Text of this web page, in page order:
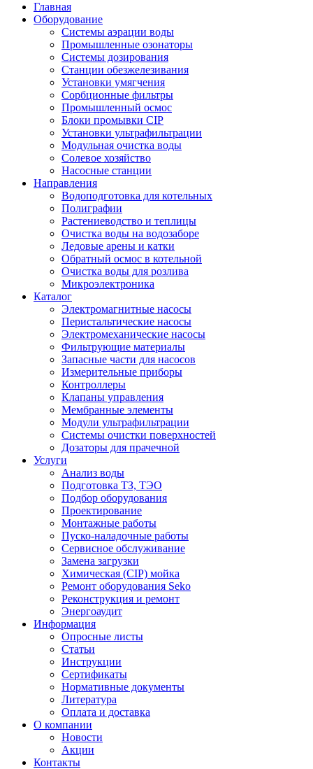
Главная
Оборудование
Системы аэрации воды
Промышленные озонаторы
Системы дозирования
Станции обезжелезивания
Установки умягчения
Сорбционные фильтры
Промышленный осмос
Блоки промывки CIP
Установки ультрафильтрации
Модульная очистка воды
Солевое хозяйство
Насосные станции
Направления
Водоподготовка для котельных
Полиграфии
Растениеводство и теплицы
Очистка воды на водозаборе
Ледовые арены и катки
Обратный осмос в котельной
Очистка воды для розлива
Микроэлектроника
Каталог
Электромагнитные насосы
Перистальтические насосы
Электромеханические насосы
Фильтрующие материалы
Запасные части для насосов
Измерительные приборы
Контроллеры
Клапаны управления
Мембранные элементы
Модули ультрафильтрации
Системы очистки поверхностей
Дозаторы для прачечной
Услуги
Анализ воды
Подготовка ТЗ, ТЭО
Подбор оборудования
Проектирование
Монтажные работы
Пуско-наладочные работы
Сервисное обслуживание
Замена загрузки
Химическая (CIP) мойка
Ремонт оборудования Seko
Реконструкция и ремонт
Энергоаудит
Информация
Опросные листы
Статьи
Инструкции
Сертификаты
Нормативные документы
Литература
Оплата и доставка
О компании
Новости
Акции
Контакты